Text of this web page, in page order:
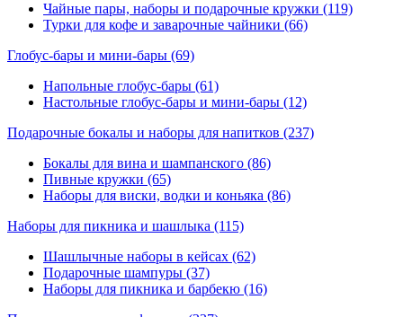
Чайные пары, наборы и подарочные кружки (119)
Турки для кофе и заварочные чайники (66)
Глобус-бары и мини-бары (69)
Напольные глобус-бары (61)
Настольные глобус-бары и мини-бары (12)
Подарочные бокалы и наборы для напитков (237)
Бокалы для вина и шампанского (86)
Пивные кружки (65)
Наборы для виски, водки и коньяка (86)
Наборы для пикника и шашлыка (115)
Шашлычные наборы в кейсах (62)
Подарочные шампуры (37)
Наборы для пикника и барбекю (16)